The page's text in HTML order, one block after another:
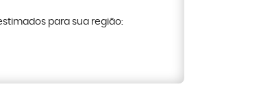
para sua região: